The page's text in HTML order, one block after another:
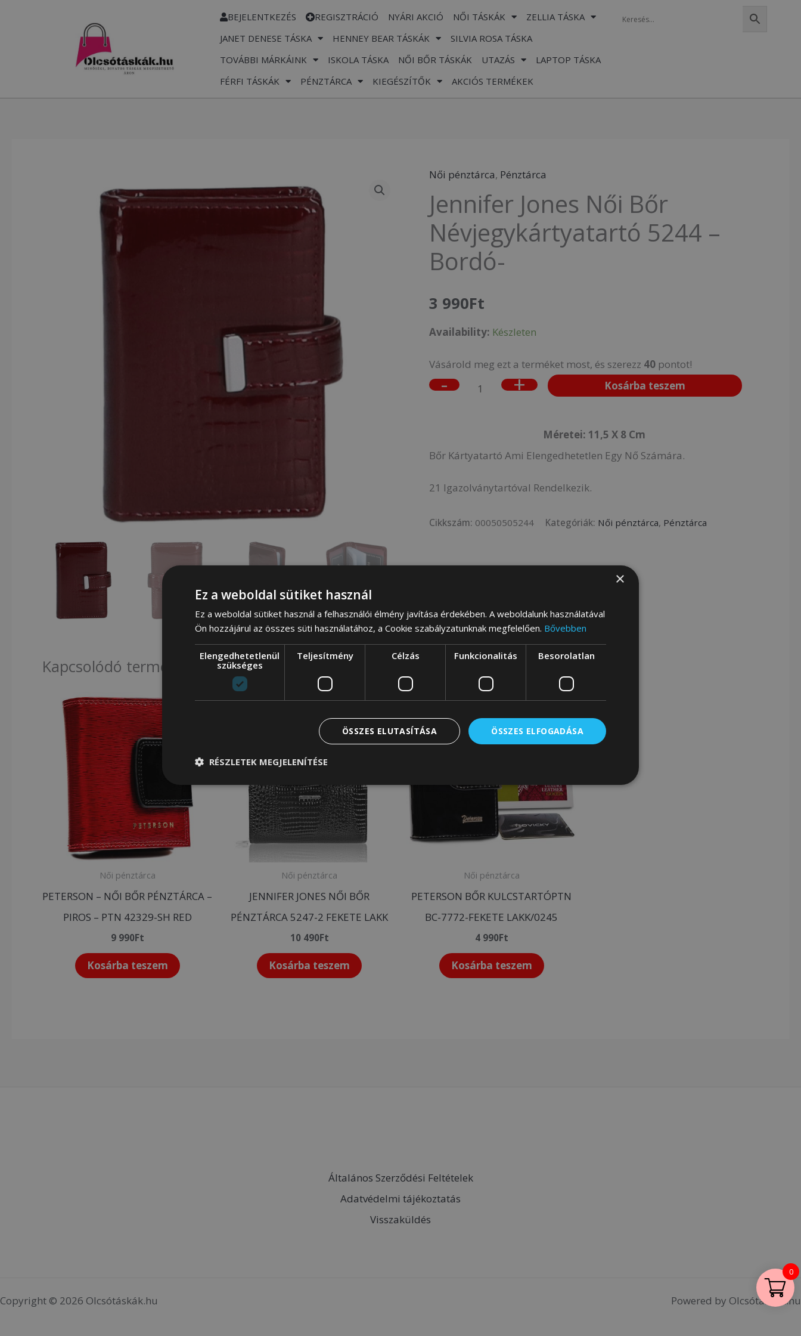
BEJELENTKEZÉS REGISZTRÁCIÓ NYÁRI AKCIÓ NŐI TÁSKÁK
ZELLIA TÁSKA
JANET DENESE TÁSKA
HENNEY BEAR TÁSKÁK
SILVIA ROSA TÁSKA
TOVÁBBI MÁRKÁINK
ISKOLA TÁSKA NŐI BŐR TÁSKÁK UTAZÁS
LAPTOP TÁSKA
FÉRFI TÁSKÁK
PÉNZTÁRCA KIEGÉSZÍTŐK AKCIÓS TERMÉKEK
Női pénztárca, Pénztárca
Jennifer Jones Női Bőr
Névjegykártyatartó 5244 –
Bordó-
3 990Ft
Availability: Készleten
Vásárold meg ezt a terméket most, és szerezz 40 pontot!
-
Jennifer
Jones
Női
Bőr
Névjegykártyatartó
-
Bordó-
+ Kosárba teszem
Méretei: 11,5 X 8 Cm
Bőr Kártyatartó Ami Elengedhetetlen Egy Nő Számára.
21 Igazolványtartóval Rendelkezik.
Cikkszám: 00050505244 Kategóriák: Női pénztárca, Pénztárca
Kapcsolódó termékek
Női pénztárca
PETERSON – NŐI BŐR PÉNZTÁRCA –
PIROS – PTN 42329-SH RED
9 990Ft
Kosárba teszem
Női pénztárca
JENNIFER JONES NŐI BŐR
PÉNZTÁRCA 5247-2 FEKETE LAKK
10 490Ft
Kosárba teszem
Női pénztárca
PETERSON BŐR KULCSTARTÓPTN
BC-7772-FEKETE LAKK/0245
4 990Ft
Kosárba teszem
Általános Szerződési Feltételek
Adatvédelmi tájékoztatás
Visszaküldés
Copyright © 2026 Olcsótáskák.hu Powered by Olcsótáskák.hu
0
×
Ez a weboldal sütiket használ
Ez a weboldal sütiket használ a felhasználói élmény javítása érdekében. A weboldalunk használatával
Ön hozzájárul az összes süti használatához, a Cookie szabályzatunknak megfelelően. Bővebben
Elengedhetetlenül
szükséges
Teljesítmény Célzás Funkcionalitás Besorolatlan
ÖSSZES ELFOGADÁSA
ÖSSZES ELUTASÍTÁSA
RÉSZLETEK MEGJELENÍTÉSE